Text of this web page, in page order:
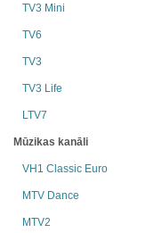
TV3 Mini
TV6
TV3
TV3 Life
LTV7
Mūzikas kanāli
VH1 Classic Euro
MTV Dance
MTV2